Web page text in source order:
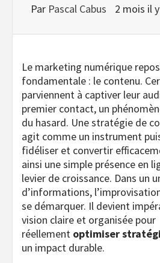
Par Pascal Cabus 2 mois il
Le marketing numérique
fondamentale : le contenu.
parviennent à captiver leur
premier contact, un
du hasard. Une stratégie de
agit comme un instrument
fidéliser et convertir
ainsi une simple présence en
levier de croissance. Dans un
d’informations,
se démarquer. Il devient
vision claire et organisée pour
réellement optimiser
un impact durable.